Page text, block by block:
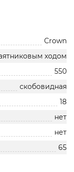
Crown
ходом
550
скобовидная
18
нет
нет
65